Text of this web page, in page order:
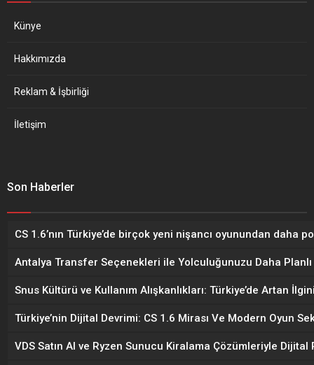
Künye
Hakkımızda
Reklam & İşbirliği
İletişim
Son Haberler
CS 1.6’nın Türkiye’de birçok yeni nişancı oyunundan daha
Antalya Transfer Seçenekleri ile Yolculuğunuzu Daha
Snus Kültürü ve Kullanım Alışkanlıkları: Türkiye’de Artan
Türkiye’nin Dijital Devrimi: CS 1.6 Mirası Ve Modern Oyun
VDS Satın Al ve Ryzen Sunucu Kiralama Çözümleriyle